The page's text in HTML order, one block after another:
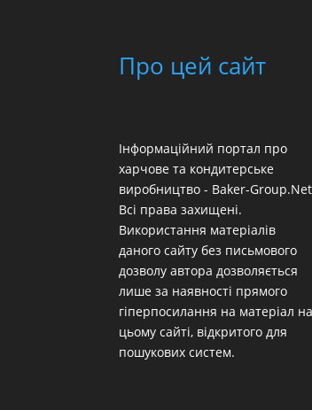
Про цей сайт
Інформаційний портал про
харчове та кондитерське
виробництво - Baker-
Всі права захищені.
Використання матеріалів
даного сайту без письмового
дозволу автора дозволяється
лише за наявності прямого
гіперпосилання на матеріал на
цьому сайті, відкритого для
пошукових систем.